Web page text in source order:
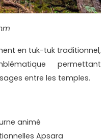
en tuk-tuk traditionnel,
permettant
entre les temples.
animé
Apsara